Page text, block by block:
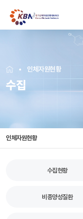
인체자원현황
수집
인체자원현황
수집현황
비종양성질환